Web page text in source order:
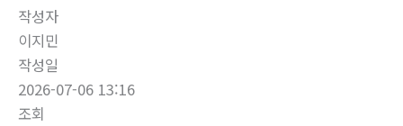
작성자
이지민
작성일
2026-07-06 13:16
조회